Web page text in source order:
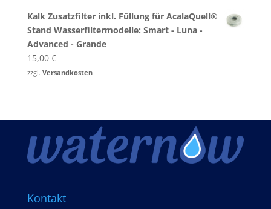
Kalk Zusatzfilter inkl. Füllung für AcalaQuell®
Stand Wasserfiltermodelle: Smart - Luna -
Advanced - Grande
15,00 €
zzgl. Versandkosten
Kontakt